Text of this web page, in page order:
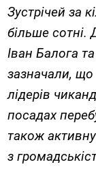
Зустрічей за
більше сотні.
Іван Балога
зазначали,
лідерів чи
посадах
також
з